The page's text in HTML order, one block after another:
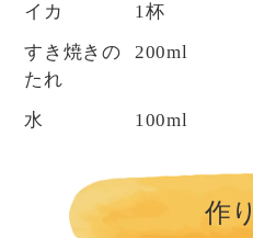
イカ
1杯
すき焼きの
たれ
200ml
水 100ml
作